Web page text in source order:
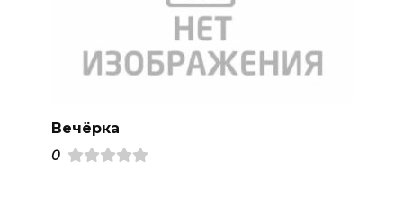
Вечёрка
0